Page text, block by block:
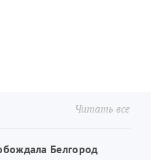
Читать все
Белгород